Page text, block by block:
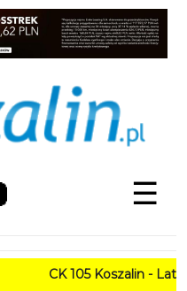
☰
CK 105 Koszalin - Lato w